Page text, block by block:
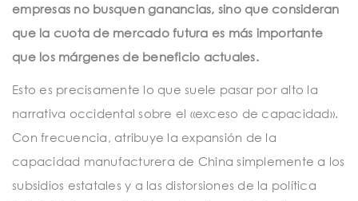
empresas no busquen ganancias, sino que consideran
que la cuota de mercado futura es más importante
que los márgenes de beneficio actuales.
Esto es precisamente lo que suele pasar por alto la
narrativa occidental sobre el «exceso de capacidad».
Con frecuencia, atribuye la expansión de la
capacidad manufacturera de China simplemente a los
subsidios estatales y a las distorsiones de la política